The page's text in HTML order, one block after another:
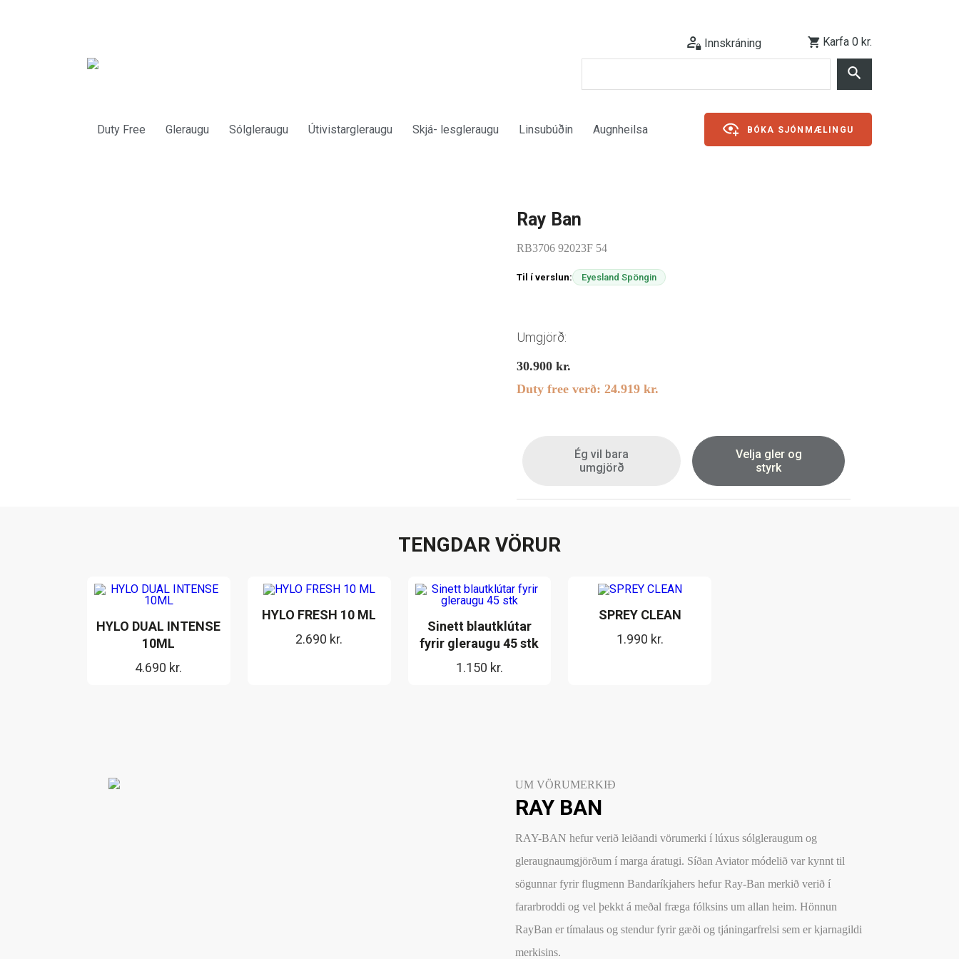
Innskráning Karfa 0 kr.
Duty Free Gleraugu Sólgleraugu Útivistargleraugu Skjá- lesgleraugu Linsubúðin Augnheilsa BÓKA SJÓNMÆLINGU
Ray Ban
RB3706 92023F 54
Til í verslun: Eyesland Spöngin
Umgjörð:
30.900 kr.
Duty free verð: 24.919 kr.
Ég vil bara
umgjörð
Velja gler og
styrk
TENGDAR VÖRUR
HYLO DUAL INTENSE
10ML
4.690 kr.
HYLO FRESH 10 ML
2.690 kr.
Sinett blautklútar
fyrir gleraugu 45 stk
1.150 kr.
SPREY CLEAN
1.990 kr.
UM VÖRUMERKIÐ
RAY BAN
RAY-BAN hefur verið leiðandi vörumerki í lúxus sólgleraugum og
gleraugnaumgjörðum í marga áratugi. Síðan Aviator módelið var kynnt til
sögunnar fyrir flugmenn Bandaríkjahers hefur Ray-Ban merkið verið í
fararbroddi og vel þekkt á meðal fræga fólksins um allan heim. Hönnun
RayBan er tímalaus og stendur fyrir gæði og tjáningarfrelsi sem er kjarnagildi
merkisins.